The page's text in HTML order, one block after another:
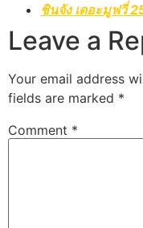
ชินจัง เดอะมูฟวี่
Leave a
Your email address
fields are marked *
Comment *